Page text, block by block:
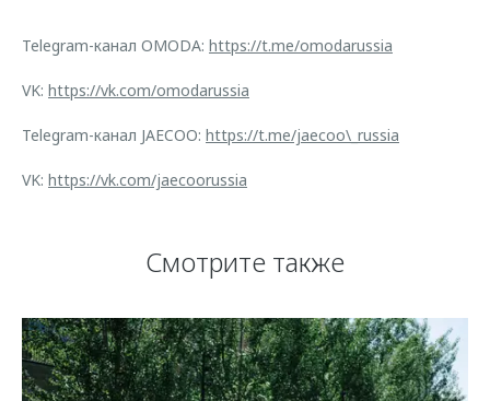
Telegram-канал OMODA: https://t.me/omodarussia
VK: https://vk.com/omodarussia
Telegram-канал JAECOO: https://t.me/jaecoo\_russia
VK: https://vk.com/jaecoorussia
Смотрите также